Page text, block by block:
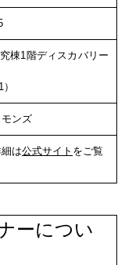
棟1階ディスカバリー
ンズ
は公式サイト をご覧
ーについ